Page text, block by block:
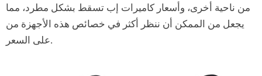
من ناحية أخرى، وأسعار كاميرات إب تسقط بشكل مطرد، مما
يجعل من الممكن أن ننظر أكثر في خصائص هذه الأجهزة من
على السعر.